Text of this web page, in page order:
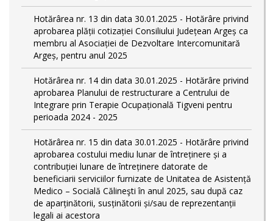
Hotărârea nr. 13 din data 30.01.2025 - Hotărâre privind
aprobarea plății cotizației Consiliului Județean Argeș ca
membru al Asociației de Dezvoltare Intercomunitară
Argeș, pentru anul 2025
Hotărârea nr. 14 din data 30.01.2025 - Hotărâre privind
aprobarea Planului de restructurare a Centrului de
Integrare prin Terapie Ocupațională Tigveni pentru
perioada 2024 - 2025
Hotărârea nr. 15 din data 30.01.2025 - Hotărâre privind
aprobarea costului mediu lunar de întreținere și a
contribuției lunare de întreținere datorate de
beneficiarii serviciilor furnizate de Unitatea de Asistență
Medico – Socială Călineşti în anul 2025, sau după caz
de aparținătorii, susținătorii și/sau de reprezentanții
legali ai acestora